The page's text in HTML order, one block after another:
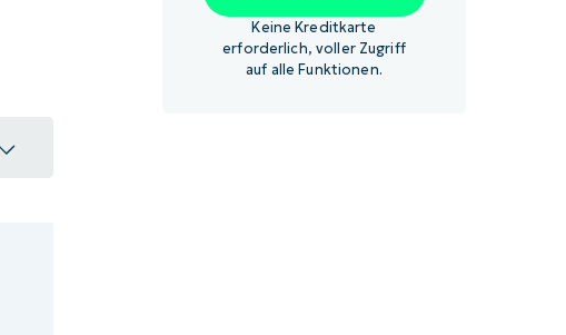
Keine Kreditkarte
erforderlich, voller Zugriff
auf alle Funktionen.